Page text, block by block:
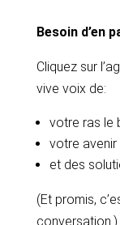
Besoin d’en
Cliquez sur
vive voix de:
votre ras le
votre avenir
et des
(Et promis,
conversation.)